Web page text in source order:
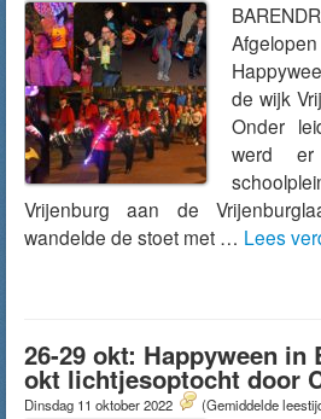
de wijk
Onder
werd
Vrijenburg aan de
wandelde de stoet met … Lees
26-29 okt: Happyween in
okt lichtjesoptocht door
Dinsdag 11 oktober 2022 (Gemiddelde